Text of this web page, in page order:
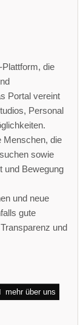
Plattform, die
Portal vereint
Personal
Menschen, die
sowie
und Bewegung
und neue
gute
und
mehr über uns